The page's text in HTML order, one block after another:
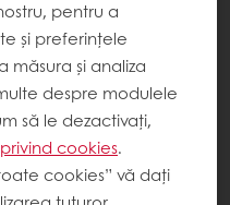
pentru a
și preferințele
măsura și analiza
despre modulele
să le dezactivați,
cookies.
cookies” vă dați